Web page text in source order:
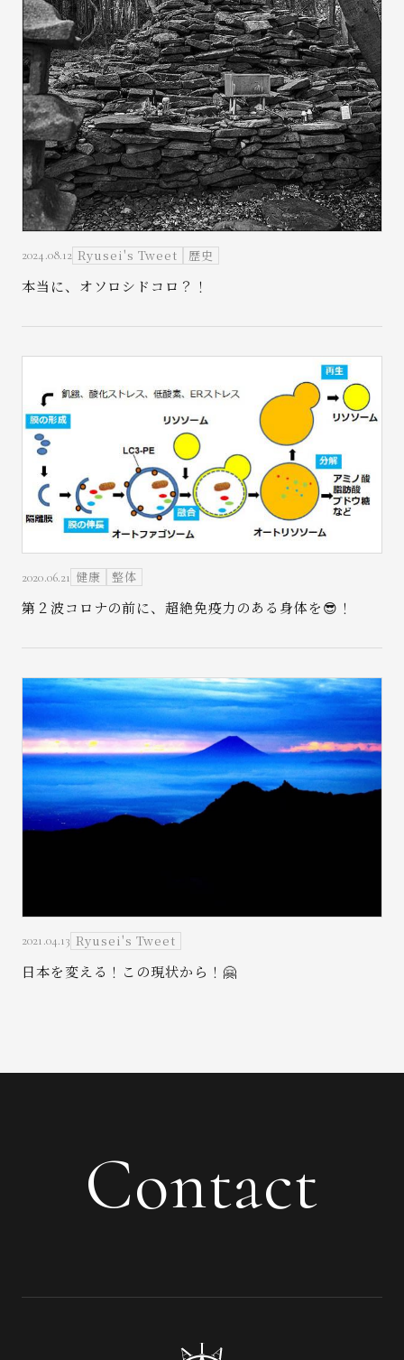
2024.08.12 Ryusei's Tweet 歴史
本当に、オソロシドコロ？！
2020.06.21 健康 整体
第２波コロナの前に、超絶免疫力のある身体を😎！
2021.04.13 Ryusei's Tweet
日本を変える！この現状から！🤗
Contact